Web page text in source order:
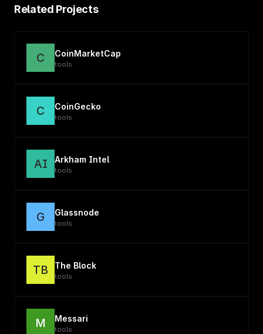
Related Projects
C CoinMarketCap
tools
C CoinGecko
tools
AI Arkham Intel
tools
G Glassnode
tools
TB The Block
tools
M Messari
tools